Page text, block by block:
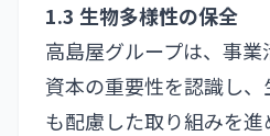
1.3 生物多様性の保全
高島屋グループは、事
資本の重要性を認識し
も配慮した取り組みを進